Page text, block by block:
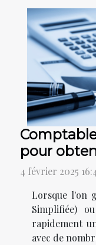
pour
4 février 2025
Lorsque l'on
Simplifiée)
rapidement
avec de